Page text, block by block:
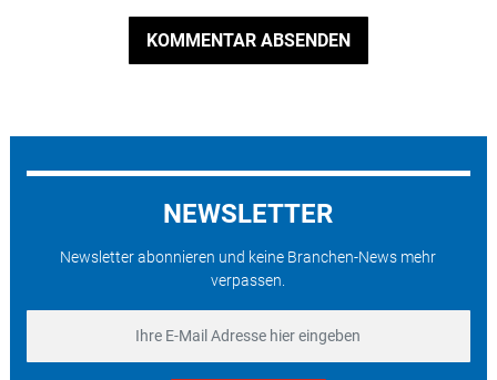
KOMMENTAR ABSENDEN
NEWSLETTER
Newsletter abonnieren und keine Branchen-News mehr
verpassen.